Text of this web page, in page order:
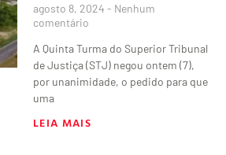
agosto 8, 2024 Nenhum
comentário
A Quinta Turma do Superior Tribunal
de Justiça (STJ) negou ontem (7),
por unanimidade, o pedido para que
uma
LEIA MAIS